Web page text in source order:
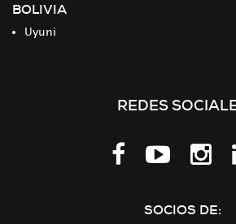
BOLIVIA
Uyuni
REDES
SOCIOS DE: